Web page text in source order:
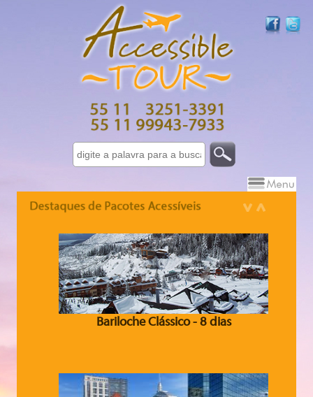
Israel 7 dias - 10 dias
Bariloche Clássico - 8 dias